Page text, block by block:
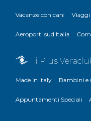
Vacanze con cani Viaggi
Aeroporti sud Italia
i Plus
Made in Italy Bambini e
Appuntamenti Speciali